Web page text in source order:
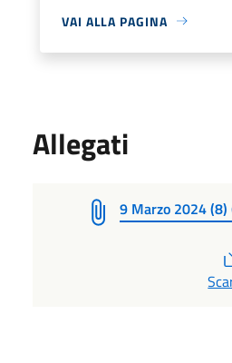
VAI ALLA PAGINA
Allegati
9 Marzo 2024 (8)